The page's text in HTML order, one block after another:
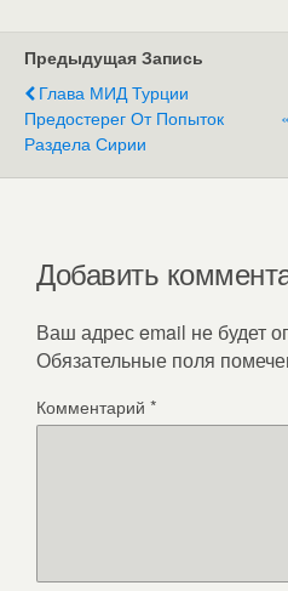
Предыдущая Запись
Глава МИД Турции
Предостерег От Попыток
Раздела Сирии
Добавить
Ваш адрес email не будет
Обязательные поля
Комментарий *